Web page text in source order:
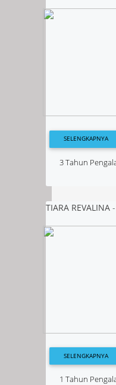
SELENGKAPNYA
3 Tahun
TIARA REVALINA -
SELENGKAPNYA
1 Tahun